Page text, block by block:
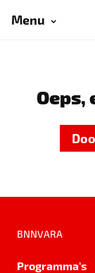
Menu
Oeps,
BNNVARA
Programma's